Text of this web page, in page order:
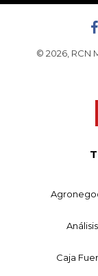
© 2026, RCN
Análisis
Caja